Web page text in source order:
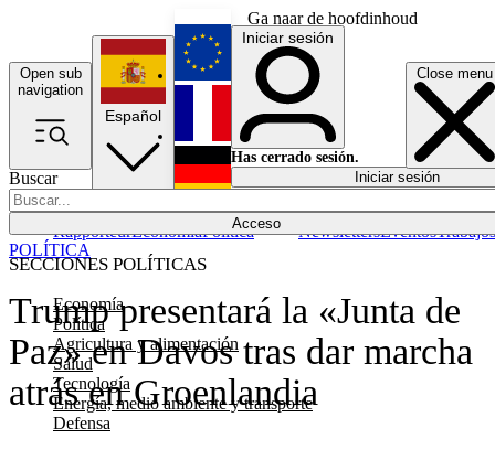
Ga naar de hoofdinhoud
Open sub
navigation
Close menu
Buscar
Acceso
SECCIONES POLÍTICAS
Economía
Política
Agricultura y alimentación
Salud
Tecnología
Energía, medio ambiente y transporte
Defensa
RapporteurEconomíaPolítica NewslettersEventosTrabajos
Español
English
Français
Iniciar sesión
Has cerrado sesión.
Iniciar sesión
Trump presentará la «Junta de
Paz» en Davos tras dar marcha
atrás en Groenlandia
POLÍTICA